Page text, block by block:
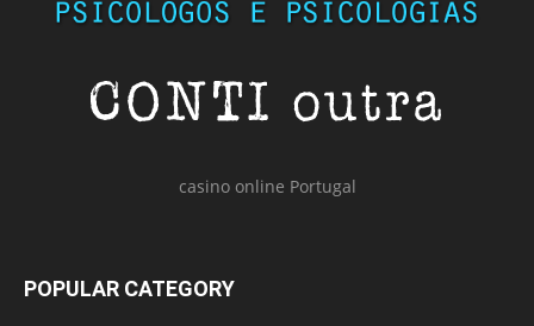
casino online Portugal
POPULAR CATEGORY